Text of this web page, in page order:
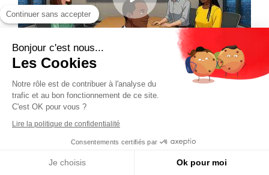
Continuer sans accepter
Bonjour c'est nous...
Les Cookies
Notre rôle est de contribuer à l'analyse du
trafic et au bon fonctionnement de ce site.
C'est OK pour vous ?
Lire la politique de confidentialité
Consentements certifiés par
Je choisis Ok pour moi